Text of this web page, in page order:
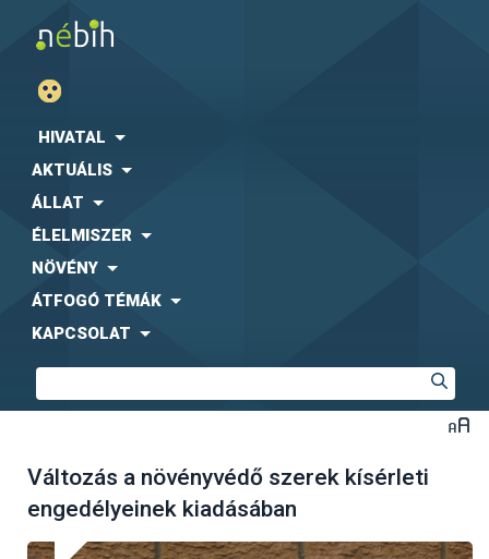
HIVATAL
AKTUÁLIS
ÁLLAT
ÉLELMISZER
NÖVÉNY
ÁTFOGÓ TÉMÁK
KAPCSOLAT
Változás a növényvédő szerek kísérleti
engedélyeinek kiadásában